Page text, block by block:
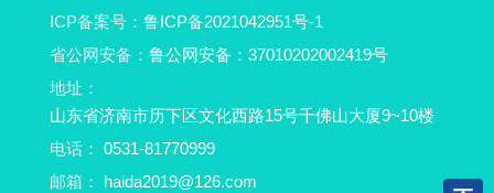
ICP备案号： 鲁ICP备2021042951号-1
省公网安备： 鲁公网安备：37010202002419号
地址：
山东省济南市历下区文化西路15号千佛山大厦9~10楼
电话： 0531-81770999
邮箱：
haida2019@126.com